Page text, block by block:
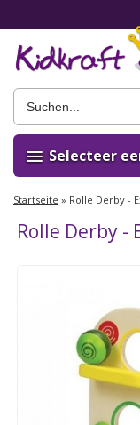
Selecteer
Startseite » Rolle Derby -
Rolle Derby -